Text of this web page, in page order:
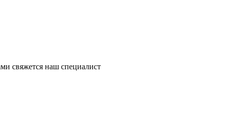
свяжется наш специалист